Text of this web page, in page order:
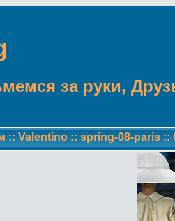
за руки,
:: Valentino :: spring-08-paris ::